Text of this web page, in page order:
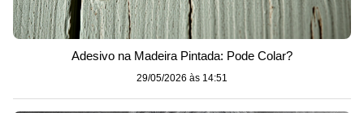
Adesivo na Madeira Pintada: Pode Colar?
29/05/2026 às 14:51